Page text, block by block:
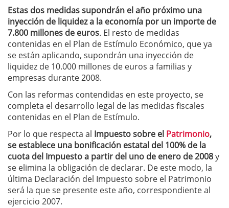
Estas dos medidas supondrán el año próximo una
inyección de liquidez a la economía por un importe de
7.800 millones de euros. El resto de medidas
contenidas en el Plan de Estímulo Económico, que ya
se están aplicando, supondrán una inyección de
liquidez de 10.000 millones de euros a familias y
empresas durante 2008.
Con las reformas contendidas en este proyecto, se
completa el desarrollo legal de las medidas fiscales
contenidas en el Plan de Estímulo.
Por lo que respecta al Impuesto sobre el Patrimonio,
se establece una bonificación estatal del 100% de la
cuota del Impuesto a partir del uno de enero de 2008y
se elimina la obligación de declarar. De este modo, la
última Declaración del Impuesto sobre el Patrimonio
será la que se presente este año, correspondiente al
ejercicio 2007.